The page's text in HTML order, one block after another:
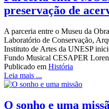
preservação de
A parceria entre o Museu da
Laboratório de Conservação,
Instituto de Artes da UNESP
Fundo Musical CESAPER
Publicado em História
Leia mais ...
O sonho e uma